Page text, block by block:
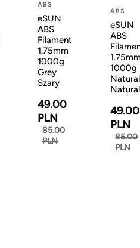
ABS
eSUN
ABS
Filament
1.75mm
1000g
Grey
Szary
49.00
PLN
85.00
PLN
ABS
eSUN
ABS
1000g
Natural
49.00
PLN
85.00
PLN